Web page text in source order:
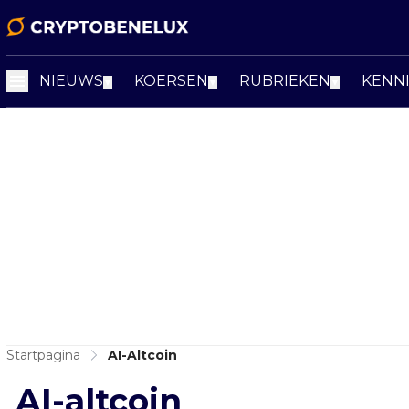
NIEUWS KOERSEN RUBRIEKEN
Startpagina AI-Altcoin
AI-altcoin